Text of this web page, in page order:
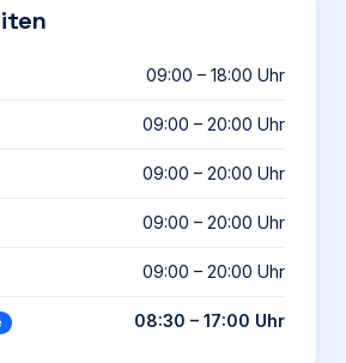
09:00 – 18:00 Uhr
09:00 – 20:00 Uhr
09:00 – 20:00 Uhr
09:00 – 20:00 Uhr
09:00 – 20:00 Uhr
08:30 – 17:00 Uhr